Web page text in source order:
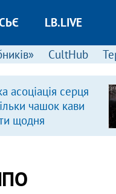
LB.LIVE
CultHub
асоціація серця
чашок кави
щодня